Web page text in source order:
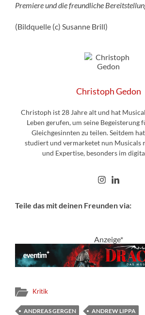
Premiere und die freundliche
(Bildquelle (c) Susanne Brill)
Christoph Gedon
Christoph ist 28 Jahre alt und hat
Leben gerufen, um seine Begeisterung
Gleichgesinnten zu teilen. Seitdem
studiert und vermarketet nun Musicals
und Expertise, besonders im
Teile das mit deinen Freunden via:
Anzeige*
Kritik
ANDREAS GERGEN
ANDREW LIPPA